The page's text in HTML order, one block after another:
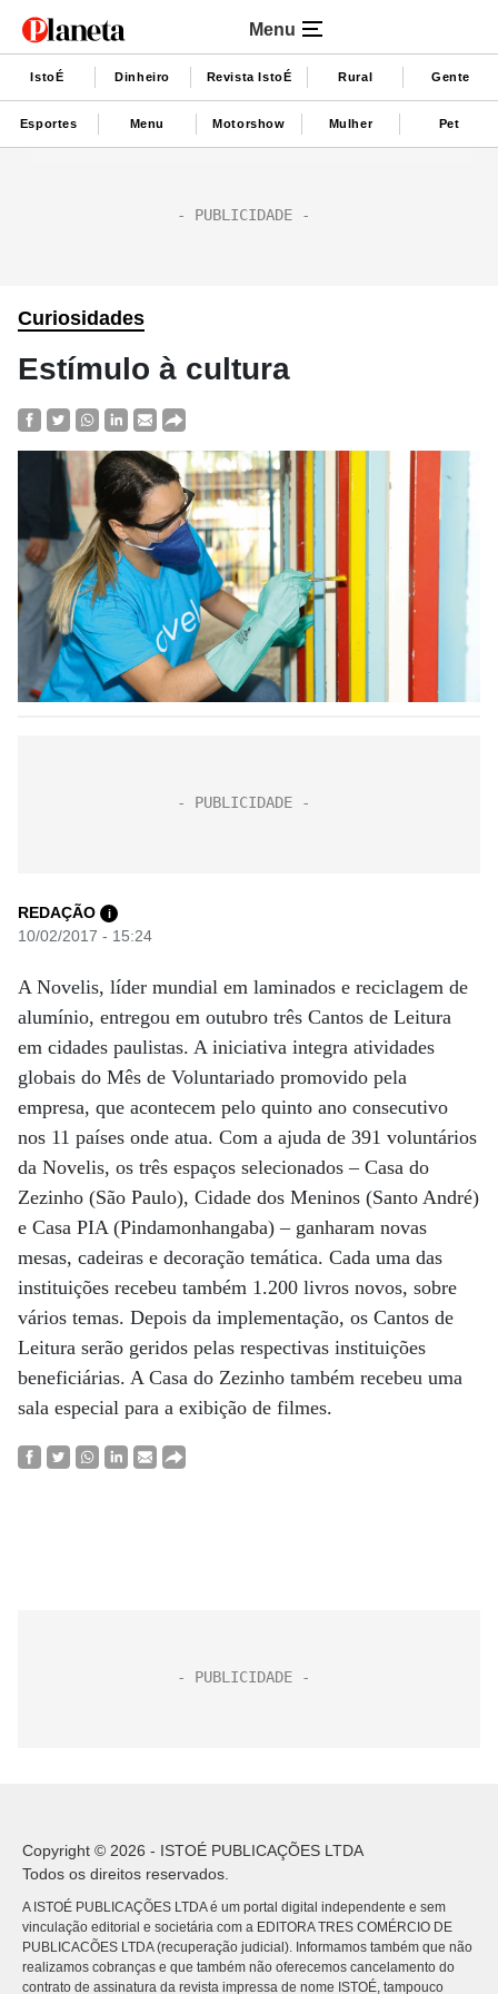
Menu
IstoÉ Dinheiro Revista IstoÉ Rural Gente
Esportes Menu Motorshow Mulher Pet
Curiosidades
Estímulo à cultura
REDAÇÃO i
10/02/2017 - 15:24
A Novelis, líder mundial em laminados e reciclagem de
alumínio, entregou em outubro três Cantos de Leitura
em cidades paulistas. A iniciativa integra atividades
globais do Mês de Voluntariado promovido pela
empresa, que acontecem pelo quinto ano consecutivo
nos 11 países onde atua. Com a ajuda de 391 voluntários
da Novelis, os três espaços selecionados – Casa do
Zezinho (São Paulo), Cidade dos Meninos (Santo André)
e Casa PIA (Pindamonhangaba) – ganharam novas
mesas, cadeiras e decoração temática. Cada uma das
instituições recebeu também 1.200 livros novos, sobre
vários temas. Depois da implementação, os Cantos de
Leitura serão geridos pelas respectivas instituições
beneficiárias. A Casa do Zezinho também recebeu uma
sala especial para a exibição de filmes.
Copyright © 2026 - ISTOÉ PUBLICAÇÕES LTDA
Todos os direitos reservados.
A ISTOÉ PUBLICAÇÕES LTDA é um portal digital independente e sem
vinculação editorial e societária com a EDITORA TRES COMÉRCIO DE
PUBLICACÕES LTDA (recuperação judicial). Informamos também que não
realizamos cobranças e que também não oferecemos cancelamento do
contrato de assinatura da revista impressa de nome ISTOÉ, tampouco